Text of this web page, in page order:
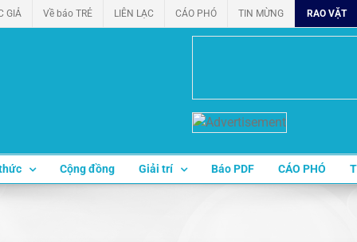
GIẢ Về báo TRẺ LIÊN LẠC CÁO PHÓ TIN MỪNG RAO VẶT
Cộng đồng Giải trí Báo PDF CÁO PHÓ